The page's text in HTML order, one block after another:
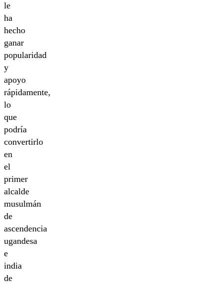
le
ha
hecho
ganar
popularidad
y
apoyo
rápidamente,
lo
que
podría
convertirlo
en
el
primer
alcalde
musulmán
de
ascendencia
ugandesa
e
india
de